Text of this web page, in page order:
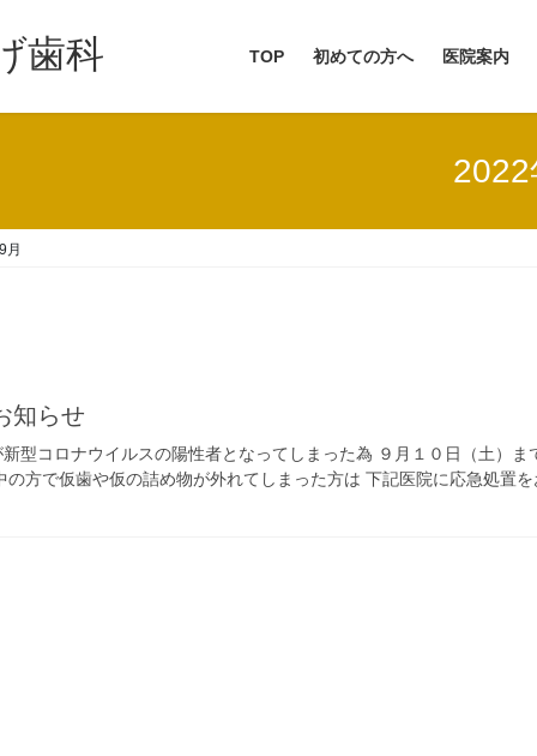
歯科 TOP 初めての方へ 医院案内
2022
月
知らせ
型コロナウイルスの陽性者となってしまった為 ９月１０日（土）ま
の方で仮歯や仮の詰め物が外れてしまった方は 下記医院に応急処置